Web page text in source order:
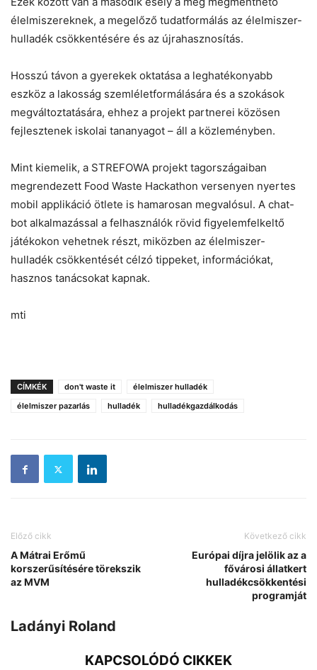
élelmiszereknek, a megelőző tudatformálás az élelmiszer-
hulladék csökkentésére és az újrahasznosítás.
Hosszú távon a gyerekek oktatása a leghatékonyabb
eszköz a lakosság szemléletformálására és a szokások
megváltoztatására, ehhez a projekt partnerei közösen
fejlesztenek iskolai tananyagot – áll a közleményben.
Mint kiemelik, a STREFOWA projekt tagországaiban
megrendezett Food Waste Hackathon versenyen nyertes
mobil applikáció ötlete is hamarosan megvalósul. A chat-
bot alkalmazással a felhasználók rövid figyelemfelkeltő
játékokon vehetnek részt, miközben az élelmiszer-
hulladék csökkentését célzó tippeket, információkat,
hasznos tanácsokat kapnak.
mti
CÍMKÉK don't waste it
élelmiszer hulladék
élelmiszer pazarlás
hulladék hulladékgazdálkodás
Előző cikk
A Mátrai Erőmű
korszerűsítésére törekszik
az MVM
Következő cikk
Európai díjra jelölik az a
fővárosi állatkert
hulladékcsökkentési
programját
Ladányi Roland
KAPCSOLÓDÓ CIKKEK